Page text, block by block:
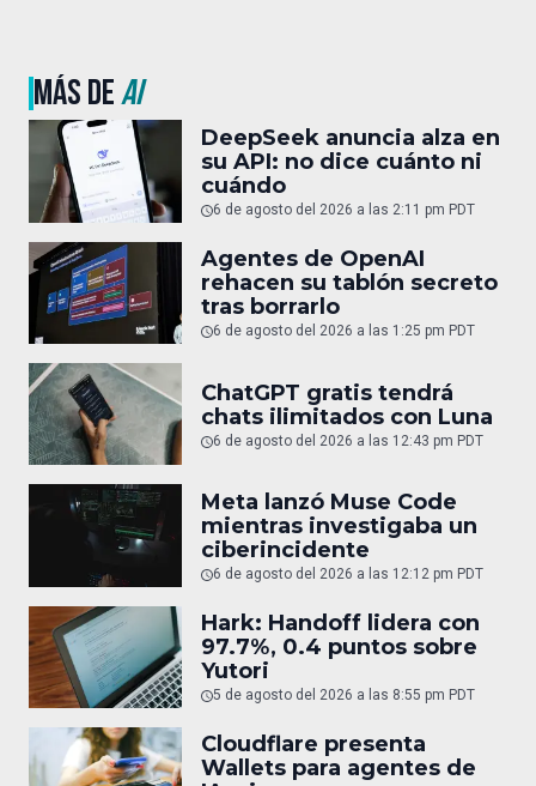
MÁS DEAI
DeepSeek anuncia alza en
su API: no dice cuánto ni
cuándo
6 de agosto del 2026 a las 2:11 pm PDT
Agentes de OpenAI
rehacen su tablón secreto
tras borrarlo
6 de agosto del 2026 a las 1:25 pm PDT
ChatGPT gratis tendrá
chats ilimitados con Luna
6 de agosto del 2026 a las 12:43 pm PDT
Meta lanzó Muse Code
mientras investigaba un
ciberincidente
6 de agosto del 2026 a las 12:12 pm PDT
Hark: Handoff lidera con
97.7%, 0.4 puntos sobre
Yutori
5 de agosto del 2026 a las 8:55 pm PDT
Cloudflare presenta
Wallets para agentes de